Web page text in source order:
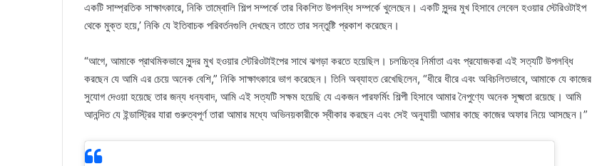
একটি সাম্প্রতিক সাক্ষাৎকারে, নিকি তাম্বোলি শিল্প সম্পর্কে তার বিকশিত উপলব্ধি সম্পর্কে খুলেছেন। একটি সুন্দর মুখ হিসাবে লেবেল হওয়ার স্টেরিওটাইপ
থেকে মুক্ত হয়ে,’ নিকি যে ইতিবাচক পরিবর্তনগুলি দেখছেন তাতে তার সন্তুষ্টি প্রকাশ করেছেন।
“আগে, আমাকে প্রাথমিকভাবে সুন্দর মুখ হওয়ার স্টেরিওটাইপের সাথে ঝগড়া করতে হয়েছিল। চলচ্চিত্র নির্মাতা এবং প্রযোজকরা এই সত্যটি উপলব্ধি
করছেন যে আমি এর চেয়ে অনেক বেশি,” নিকি সাক্ষাৎকারে ভাগ করেছেন। তিনি অব্যাহত রেখেছিলেন, “ধীরে ধীরে এবং অবিচলিতভাবে, আমাকে যে কাজের
সুযোগ দেওয়া হয়েছে তার জন্য ধন্যবাদ, আমি এই সত্যটি সক্ষম হয়েছি যে একজন পারফর্মিং শিল্পী হিসাবে আমার নৈপুণ্যে অনেক সূক্ষ্মতা রয়েছে। আমি
আনন্দিত যে ইন্ডাস্ট্রির যারা গুরুত্বপূর্ণ তারা আমার মধ্যে অভিনয়কারীকে স্বীকার করছেন এবং সেই অনুযায়ী আমার কাছে কাজের অফার নিয়ে আসছেন।”